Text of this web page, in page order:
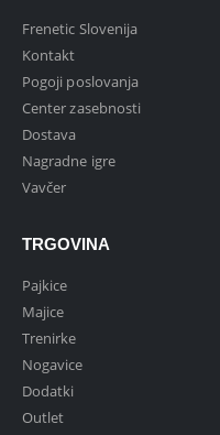
Frenetic Slovenija
Kontakt
Pogoji poslovanja
Center zasebnosti
Dostava
Nagradne igre
Vavčer
TRGOVINA
Pajkice
Majice
Trenirke
Nogavice
Dodatki
Outlet